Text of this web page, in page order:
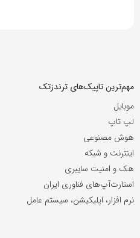
مهم‌ترین تاپیک‌های ترندزتک
موبایل
لپ تاپ
هوش مصنوعی
اینترنت و شبکه
هک و امنیت سایبری
استارت‌آپ‌های فناوری ایران
نرم افزار، اپلیکیشن، سیستم عامل